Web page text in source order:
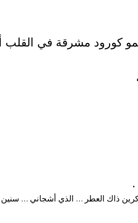
كورود مشرقة في القلب
ذاك العطر … الذي أشجاني …